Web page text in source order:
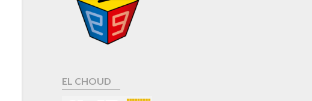
EL CHOUD